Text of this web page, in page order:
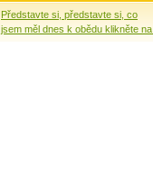
Představte si, představte si, co
jsem měl dnes k obědu klikněte na